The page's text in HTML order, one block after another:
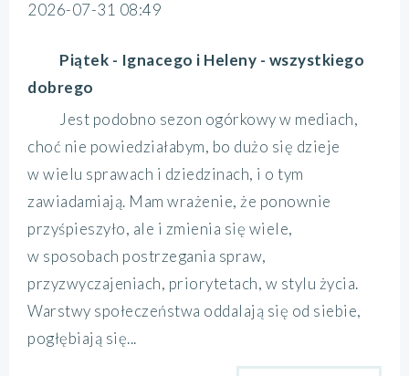
2026-07-31 08:49
Piątek - Ignacego i Heleny - wszystkiego
dobrego
Jest podobno sezon ogórkowy w mediach,
choć nie powiedziałabym, bo dużo się dzieje
w wielu sprawach i dziedzinach, i o tym
zawiadamiają. Mam wrażenie, że ponownie
przyśpieszyło, ale i zmienia się wiele,
w sposobach postrzegania spraw,
przyzwyczajeniach, priorytetach, w stylu życia.
Warstwy społeczeństwa oddalają się od siebie,
pogłębiają się...